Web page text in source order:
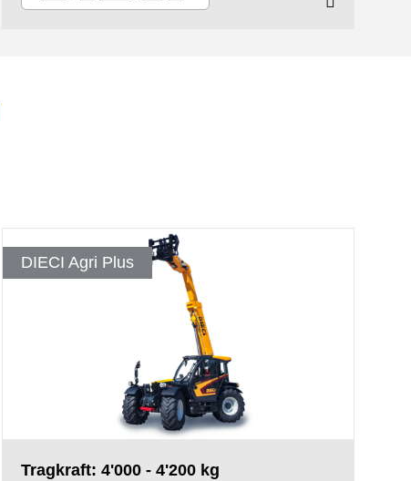
DIECI Agri Plus
Tragkraft: 4'000 - 4'200 kg